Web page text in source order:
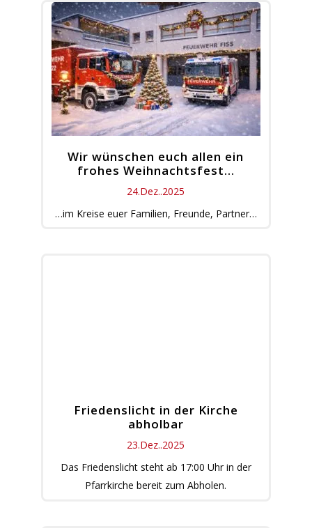
Wir wünschen euch allen ein
frohes Weihnachtsfest…
24.Dez..2025
…im Kreise euer Familien, Freunde, Partner…
Friedenslicht in der Kirche
abholbar
23.Dez..2025
Das Friedenslicht steht ab 17:00 Uhr in der
Pfarrkirche bereit zum Abholen.